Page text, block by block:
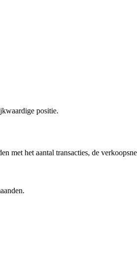
positie.
met het aantal transacties, de